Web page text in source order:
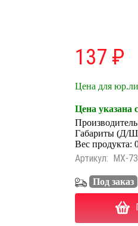
137 ₽
Цена для
Цена указана
Габариты (Д/
Вес продукта:
Артикул: MX-
Под заказ